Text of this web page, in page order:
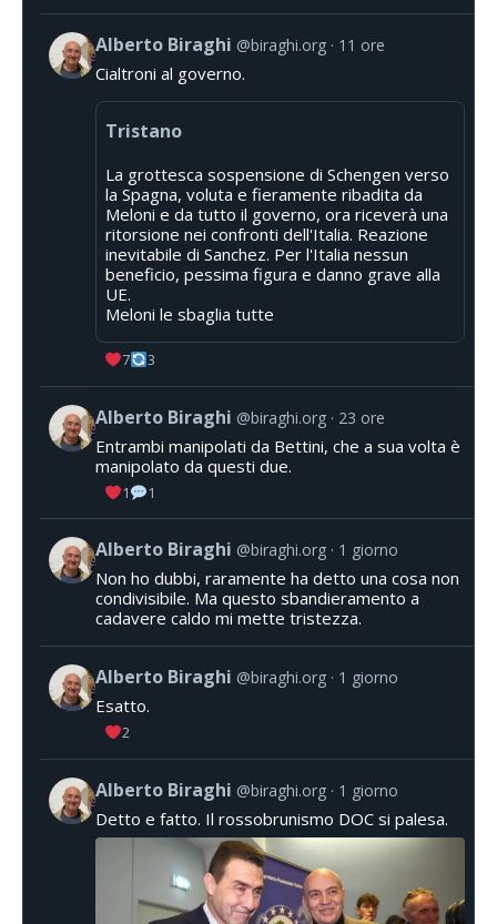
Alberto Biraghi @biraghi.org 11 ore
Cialtroni al governo.
Tristano
La grottesca sospensione di Schengen verso
la Spagna, voluta e fieramente ribadita da
Meloni e da tutto il governo, ora riceverà una
ritorsione nei confronti dell'Italia. Reazione
inevitabile di Sanchez. Per l'Italia nessun
beneficio, pessima figura e danno grave alla
UE.
Meloni le sbaglia tutte
7 3
Alberto Biraghi @biraghi.org 23 ore
Entrambi manipolati da Bettini, che a sua volta è
manipolato da questi due.
1 1
Alberto Biraghi @biraghi.org 1 giorno
Non ho dubbi, raramente ha detto una cosa non
condivisibile. Ma questo sbandieramento a
cadavere caldo mi mette tristezza.
Alberto Biraghi @biraghi.org 1 giorno
Esatto.
2
Alberto Biraghi @biraghi.org 1 giorno
Detto e fatto. Il rossobrunismo DOC si palesa.